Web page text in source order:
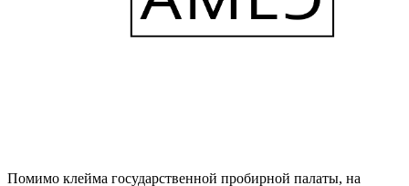
Помимо клейма государственной пробирной палаты, на